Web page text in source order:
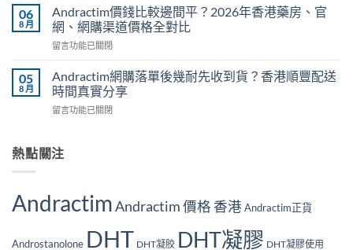
DHT，
邊
更
得
買？
2026
選
購
中
連
續
使
用
個
月，
的
體
網
購
寄
香
會
被
關
嗎？
流
險
06
8 月
Andractim價錢比較邊間平？2026年香港藥房、官
網、網購渠道價格全對比
在
價
錢
比
較
平？
港
官
留言功能已關閉
05
8 月
Andractim網購落單後幾耐先收到貨？香港順豐配送
時間真實分享
在
購
落
幾
收
留言功能已關閉
熱點關注
AndractimAndractim 價格 香港 Andractim正貨
Androstanolone DHT DHT凝胶 DHT凝膠 DHT凝膠使用